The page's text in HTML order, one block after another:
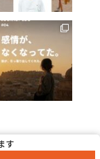
真を見返して、は
じめて気づいた。
私、こんな風に笑っ
てたんだ。
...
42 0
す